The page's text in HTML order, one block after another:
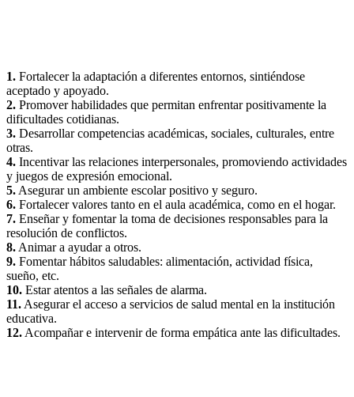
1. Fortalecer la adaptación a diferentes entornos, sintiéndose
aceptado y apoyado.
2. Promover habilidades que permitan enfrentar positivamente la
dificultades cotidianas.
3. Desarrollar competencias académicas, sociales, culturales, entre
otras.
4. Incentivar las relaciones interpersonales, promoviendo actividades
y juegos de expresión emocional.
5. Asegurar un ambiente escolar positivo y seguro.
6. Fortalecer valores tanto en el aula académica, como en el hogar.
7. Enseñar y fomentar la toma de decisiones responsables para la
resolución de conflictos.
8. Animar a ayudar a otros.
9. Fomentar hábitos saludables: alimentación, actividad física,
sueño, etc.
10. Estar atentos a las señales de alarma.
11. Asegurar el acceso a servicios de salud mental en la institución
educativa.
12. Acompañar e intervenir de forma empática ante las dificultades.